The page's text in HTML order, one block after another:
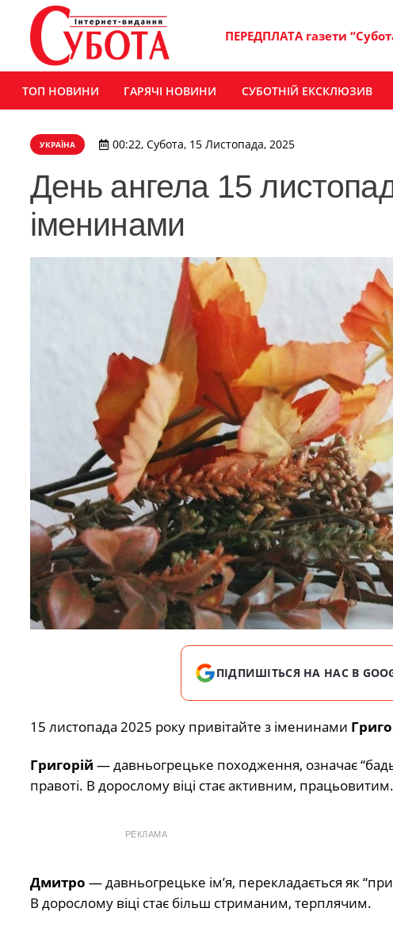
ПЕРЕДПЛАТА газети
ТОП НОВИНИ ГАРЯЧІ НОВИНИ СУБОТНІЙ ЕКСКЛЮЗИВ
УКРАЇНА 00:22, Субота, 15 Листопада, 2025
День ангела 15
іменинами
ПІДПИШІТЬСЯ НА НАС В
15 листопада 2025 року привітайте з іменинами
Григорій — давньогрецьке походження, означає
правоті. В дорослому віці стає активним, працьовитим.
РЕКЛАМА
Дмитро — давньогрецьке ім’я, перекладається як
В дорослому віці стає більш стриманим, терплячим.